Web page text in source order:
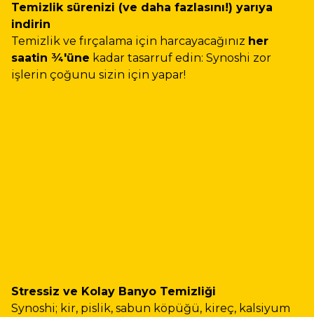
Temizlik sürenizi (ve daha fazlasını!) yarıya
indirin
Temizlik ve fırçalama için harcayacağınız her
saatin ¾'üne kadar tasarruf edin: Synoshi zor
işlerin çoğunu sizin için yapar!
Stressiz ve Kolay Banyo Temizliği
Synoshi; kir, pislik, sabun köpüğü, kireç, kalsiyum